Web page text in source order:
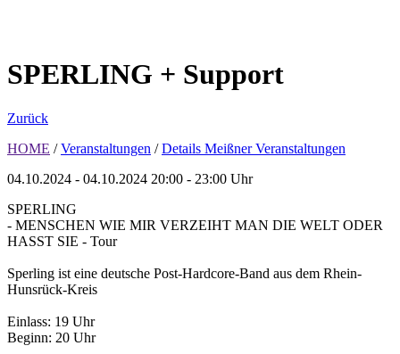
SPERLING + Support
Zurück
HOME / Veranstaltungen / Details Meißner Veranstaltungen
04.10.2024 - 04.10.2024 20:00 - 23:00 Uhr
SPERLING
- MENSCHEN WIE MIR VERZEIHT MAN DIE WELT ODER
HASST SIE - Tour
Sperling ist eine deutsche Post-Hardcore-Band aus dem Rhein-
Hunsrück-Kreis
Einlass: 19 Uhr
Beginn: 20 Uhr